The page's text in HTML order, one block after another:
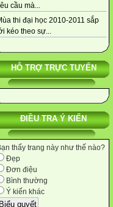
cầu mà...
thi đại học 2010-2011 sắp
kéo theo sự...
HỖ TRỢ TRỰC TUYẾN
ĐIỀU TRA Ý KIẾN
thấy trang này như thế nào?
Đẹp
Đơn điệu
Bình thường
Ý kiến khác